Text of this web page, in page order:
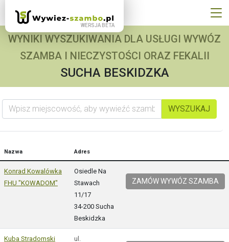
WYNIKI WYSZUKIWANIA DLA USŁUGI WYWÓZ
SZAMBA I NIECZYSTOŚCI ORAZ FEKALII
SUCHA BESKIDZKA
Wpisz miejscowość, aby wywieźć szambo
WYSZUKAJ
Nazwa Adres
Konrad Kowalówka
FHU "KOWADOM"
Osiedle Na
Stawach
11/17
34-200 Sucha
Beskidzka
ZAMÓW WYWÓZ SZAMBA
Kuba Stradomski
ul.